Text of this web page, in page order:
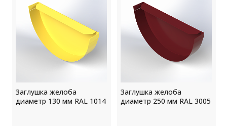
Заглушка желоба
диаметр 130 мм RAL 1014
Заглушка желоба
диаметр 250 мм RAL 3005